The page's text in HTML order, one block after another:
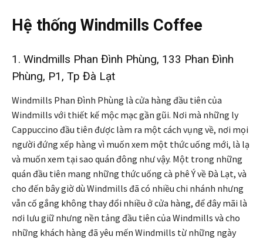
Hệ thống Windmills Coffee
1. Windmills Phan Đình Phùng, 133 Phan Đình
Phùng, P1, Tp Đà Lạt
Windmills Phan Đình Phùng là cửa hàng đầu tiên của
Windmills với thiết kế mộc mạc gần gũi. Nơi mà những ly
Cappuccino đầu tiên được làm ra một cách vụng về, nơi mọi
người đứng xếp hàng vì muốn xem một thức uống mới, là lạ
và muốn xem tại sao quán đông như vậy. Một trong những
quán đầu tiên mang những thức uống cà phê Ý về Đà Lạt, và
cho đến bây giờ dù Windmills đã có nhiều chi nhánh nhưng
vẫn cố gắng không thay đổi nhiều ở cửa hàng, để đây mãi là
nơi lưu giữ nhưng nền tảng đầu tiên của Windmills và cho
những khách hàng đã yêu mến Windmills từ những ngày